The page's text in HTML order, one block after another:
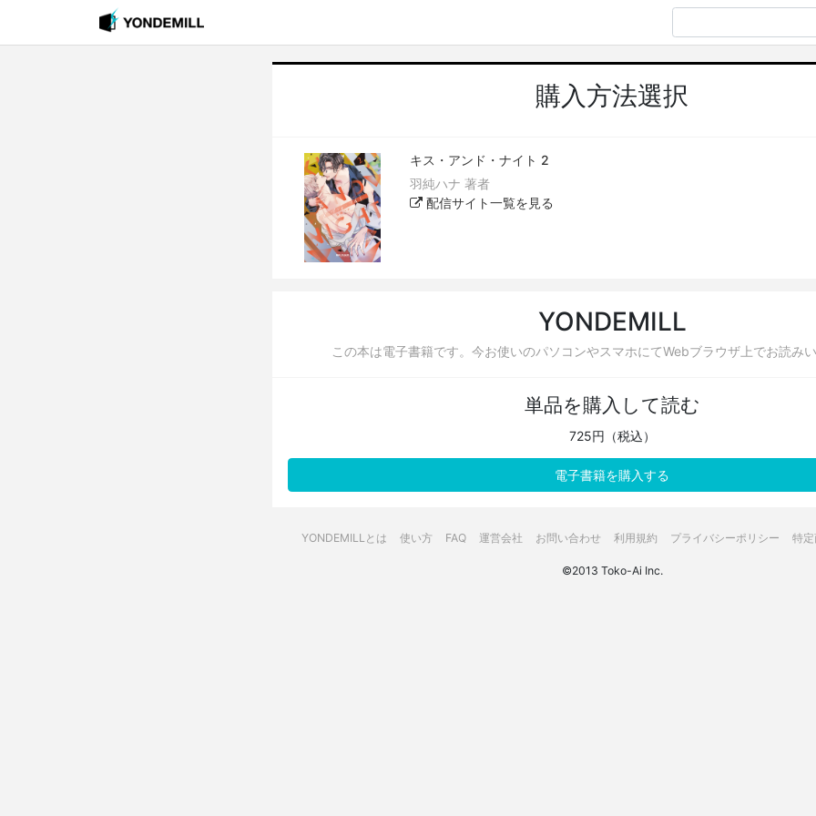
購入方法選択
キス・アンド・ナイト 2
羽純ハナ 著者
配信サイト一覧を見る
YONDEMILL
この本は電子書籍です。今お使いのパソコンやスマホにてWebブラウザ上でお読みい
単品を購入して読む
725円（税込）
電子書籍を購入する
YONDEMILLとは 使い方 FAQ 運営会社 お問い合わせ 利用規約 プライバシーポリシー 特
©2013 Toko-Ai Inc.